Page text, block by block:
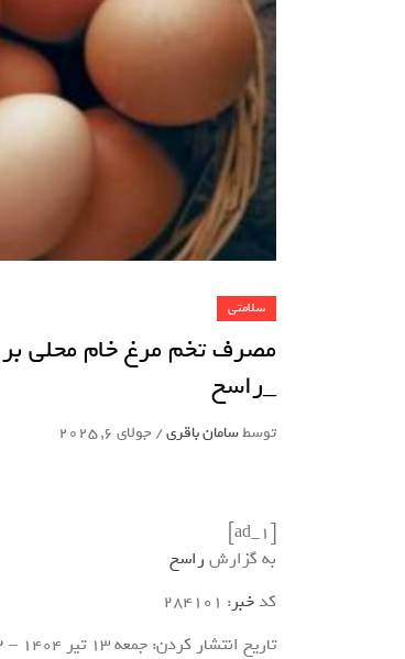
سلامتی
مصرف تخم مرغ خام محلی
_راسخ
توسطسامان باقری/ جولای 6, 2025
[ad_1]
به گزارش راسخ
کدخبر: 284101
تاریخ انتشار کردن: جمعه 13 تير 1404 – 20:52